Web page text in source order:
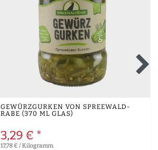
GEWÜRZGURKEN VON SPREEWALD-
RABE (370 ML GLAS)
3,29 € *
17,78 € / Kilogramm